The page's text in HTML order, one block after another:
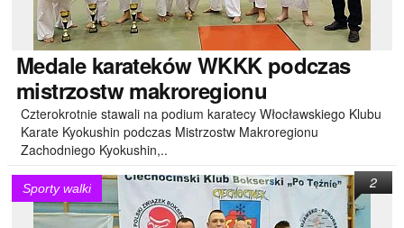
Medalekarateków WKKK podczas
mistrzostw makroregionu
Czterokrotnie stawali na podium karatecy Włocławskiego Klubu
Karate Kyokushin podczas Mistrzostw Makroregionu
Zachodniego Kyokushin,..
Sporty walki 2